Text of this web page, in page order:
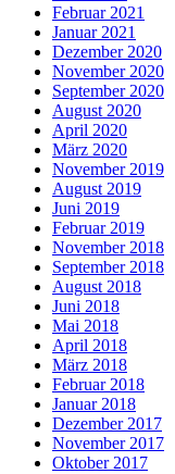
Februar 2021
Januar 2021
Dezember 2020
November 2020
September 2020
August 2020
April 2020
März 2020
November 2019
August 2019
Juni 2019
Februar 2019
November 2018
September 2018
August 2018
Juni 2018
Mai 2018
April 2018
März 2018
Februar 2018
Januar 2018
Dezember 2017
November 2017
Oktober 2017